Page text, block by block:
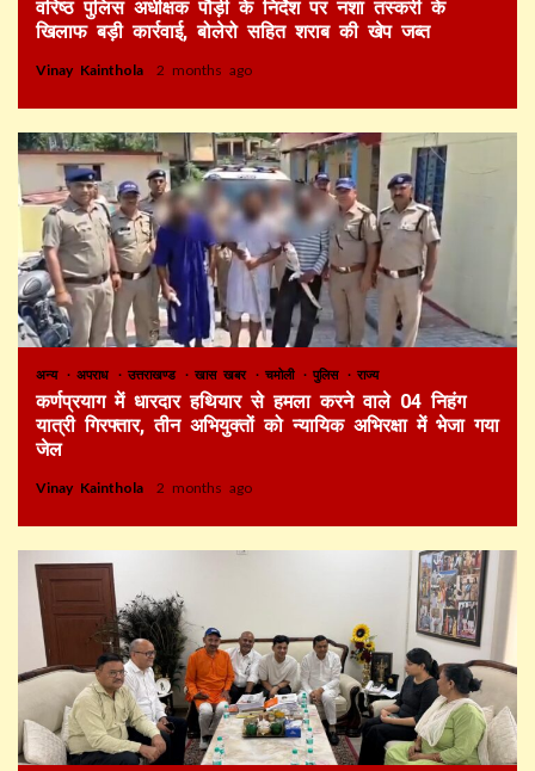
वरिष्ठ पुलिस अधीक्षक पौड़ी के निर्देश पर नशा तस्करी के
खिलाफ बड़ी कार्रवाई, बोलेरो सहित शराब की खेप जब्त
Vinay Kainthola 2 months ago
अन्य अपराध उत्तराखण्ड खास खबर चमोली पुलिस राज्य
कर्णप्रयाग में धारदार हथियार से हमला करने वाले 04 निहंग
यात्री गिरफ्तार, तीन अभियुक्तों को न्यायिक अभिरक्षा में भेजा गया
जेल
Vinay Kainthola 2 months ago